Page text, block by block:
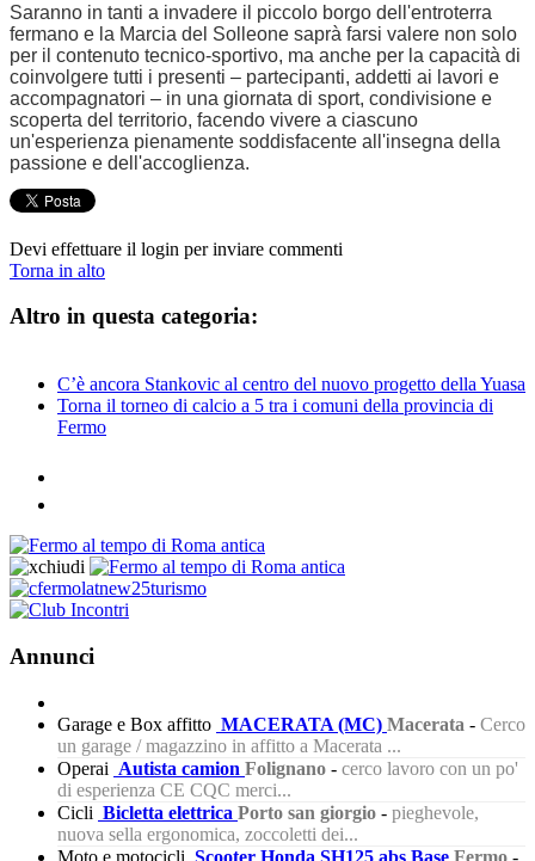
Saranno in tanti a invadere il piccolo borgo dell'entroterra
fermano e la Marcia del Solleone saprà farsi valere non solo
per il contenuto tecnico-sportivo, ma anche per la capacità di
coinvolgere tutti i presenti – partecipanti, addetti ai lavori e
accompagnatori – in una giornata di sport, condivisione e
scoperta del territorio, facendo vivere a ciascuno
un'esperienza pienamente soddisfacente all'insegna della
passione e dell'accoglienza.
Devi effettuare il login per inviare commenti
Torna in alto
Altro in questa categoria:
C’è ancora Stankovic al centro del nuovo progetto della Yuasa
Torna il torneo di calcio a 5 tra i comuni della provincia di
Fermo
Annunci
Garage e Box affitto MACERATA (MC) Macerata - Cerco
un garage / magazzino in affitto a Macerata ...
Operai Autista camion Folignano - cerco lavoro con un po'
di esperienza CE CQC merci...
Cicli Bicletta elettrica Porto san giorgio - pieghevole,
nuova sella ergonomica, zoccoletti dei...
Moto e motocicli Scooter Honda SH125 abs Base Fermo -